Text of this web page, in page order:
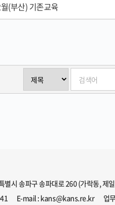
(부산) 기존교육
별시 송파구 송파대로 260 (가락동, 제
E-mail : kans@kans.re.kr 업